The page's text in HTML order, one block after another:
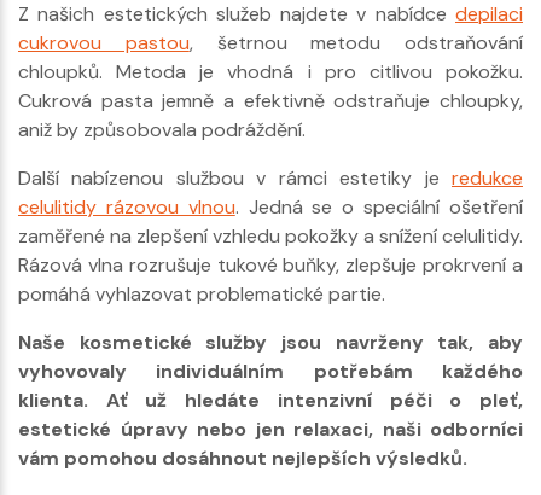
Z našich estetických služeb najdete v nabídce depilaci
cukrovou pastou, šetrnou metodu odstraňování
chloupků. Metoda je vhodná i pro citlivou pokožku.
Cukrová pasta jemně a efektivně odstraňuje chloupky,
aniž by způsobovala podráždění.
Další nabízenou službou v rámci estetiky je redukce
celulitidy rázovou vlnou. Jedná se o speciální ošetření
zaměřené na zlepšení vzhledu pokožky a snížení celulitidy.
Rázová vlna rozrušuje tukové buňky, zlepšuje prokrvení a
pomáhá vyhlazovat problematické partie.
Naše kosmetické služby jsou navrženy tak, aby
vyhovovaly individuálním potřebám každého
klienta. Ať už hledáte intenzivní péči o pleť,
estetické úpravy nebo jen relaxaci, naši odborníci
vám pomohou dosáhnout nejlepších výsledků.